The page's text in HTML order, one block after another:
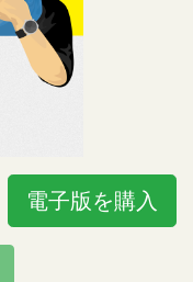
電子版を購入